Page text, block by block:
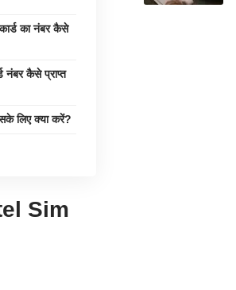
का नंबर कैसे
नंबर कैसे प्राप्त
लिए क्या करें?
Sim